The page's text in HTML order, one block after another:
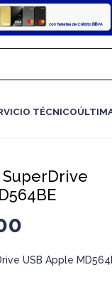
TÉCNICO
USB Apple